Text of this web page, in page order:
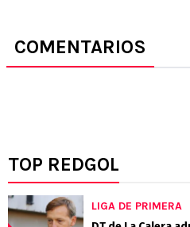
COMENTARIOS
TOP REDGOL
LIGA DE PRIMERA